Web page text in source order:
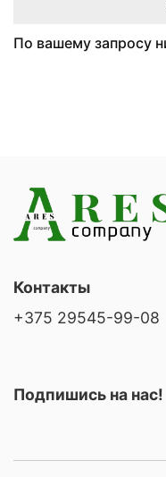
По вашему запросу
Контакты
+375 29545-99-08
Подпишись на нас!